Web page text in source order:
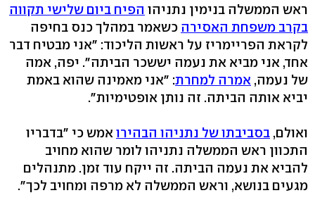
ראש הממשלה בנימין נתניהו הפיח ביום שלישי תקווה
בקרב משפחת האסירה כשאמר במהלך כנס בחיפה
לקראת הפריימריז על ראשות הליכוד: "אני מבטיח דבר
אחד, אני מביא את נעמה יששכר הביתה". יפה, אמה
של נעמה, אמרה למחרת: "אני מאמינה שהוא באמת
יביא אותה הביתה. זה נותן אופטימיות".
ואולם, בסביבתו של נתניהו הבהירואמש כי "בדבריו
התכוון ראש הממשלה נתניהו לומר שהוא מחויב
להביא את נעמה הביתה. זה ייקח עוד זמן. מתנהלים
מגעים בנושא, וראש הממשלה לא מרפה ומחויב לכך".